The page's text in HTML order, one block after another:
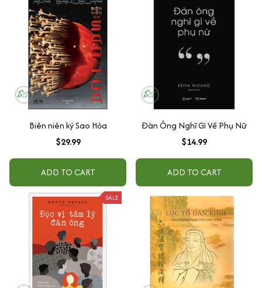
Biên niên ký Sao Hỏa
$29.99
ADD TO CART
Đàn Ông Nghĩ Gì Về Phụ Nữ
$14.99
ADD TO CART
SALE